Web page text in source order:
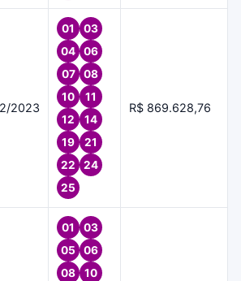
2023
01
03
04
06
07
08
10
11
12
14
19
21
22
24
25
R$ 869.628,76
01
03
05
06
08
10